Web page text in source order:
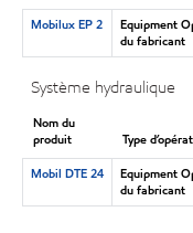
Mobilux EP 2
Equipment
du fabricant
Système hydraulique
Nom du
produit
Type
Mobil DTE 24
Equipment
du fabricant